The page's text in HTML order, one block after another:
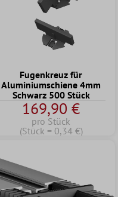
Fugenkreuz für
Aluminiumschiene 4mm
Schwarz 500 Stück
169,90 €
pro Stück
(Stück = 0,34 €)